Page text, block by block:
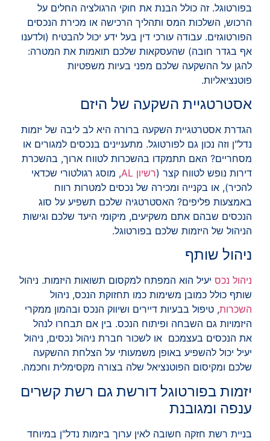
בפורטוגל. זה כולל הבנת את חוקי הרגולציה החלים על
הרכוש, השלכות המס ותהליך הרכישה או מכירת הנכסים
הפורטוגזים. עבודה עורכי דין בעל ידע יכול להבטיח (ולדענו
אף בגדר חובה) שהעסקאות שלכם תואמות את המטרה:
להגן על ההשקעה שלכם מפני בעיות משפטיות
פוטנציאליות.
אסטרטגיית השקעה של היזם
הגדרת אסטרטגיית השקעה ברורה היא לב ליבה של יזמות
נדל"ן וזה נכון גם לפורטוגל. מתעניינים בנכסים למגורים או
מסחריים? האם תתמקדו בהשכרות לטווח ארוך, בהשכרת
דירות נופש לטווח קצר (רשיון AL
, מוסג רגולטורי שכדאי
להכיר), או בקנייה ומכירה של נכסים למטרות רווח
באמצעות פליפים? האסטרטגיה שלכם תשפיע על סוג
הנכסים שבהם אתם משקיעים, מיקומי היעד שלכם וגישות
הניהול של היזמות שלכם בפורטוגל.
ניהול שותף
ניהול נכס יעיל הוא המפתח למקסום תשואות היזמות. ניהול
שותף כולל כמובן משימות כמו תחזוקת הנכס, ניהול
השכרות, טיפול בבעיות דיירים ושיווק הנכס ובהמון ממקרי
היזמויות גם השבחה ופיתוח הנכס. בין אם תבחרו לנהל
את הנכסים בעצמכם או לשכור חברת ניהול נכסים, ניהול
יעיל יכול להשפיע באופן משמעותי על הצלחת ההשקעה
שלכם ומקיסום הפוטנציאל שלה בצורה מקסימלית וחכמה.
יזמות בפורטוגל דורשת גם רשת קשרים
ענפה ומגובנת
בניית רשת חזקה חשובה לאין ערוך ביזמות נדל"ן במיוחד